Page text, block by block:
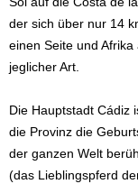
der sich über nur 14
einen Seite und
jeglicher Art.
Die Hauptstadt Cádiz
die Provinz die
der ganzen Welt
(das Lieblingspferd